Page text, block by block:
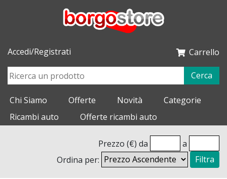
Accedi/Registrati Carrello
Cerca
Chi Siamo Offerte Novità
Categorie
Ricambi auto
Offerte ricambi auto
Prezzo (€) da
a
Ordina per:
Filtra